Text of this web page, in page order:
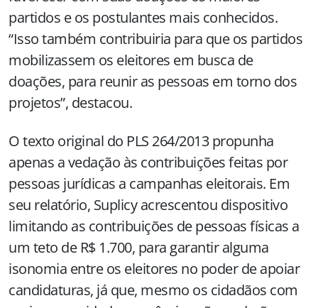
partidos e os postulantes mais conhecidos.
“Isso também contribuiria para que os partidos
mobilizassem os eleitores em busca de
doações, para reunir as pessoas em torno dos
projetos”, destacou.
O texto original do PLS 264/2013 propunha
apenas a vedação às contribuições feitas por
pessoas jurídicas a campanhas eleitorais. Em
seu relatório, Suplicy acrescentou dispositivo
limitando as contribuições de pessoas físicas a
um teto de R$ 1.700, para garantir alguma
isonomia entre os eleitores no poder de apoiar
candidaturas, já que, mesmo os cidadãos com